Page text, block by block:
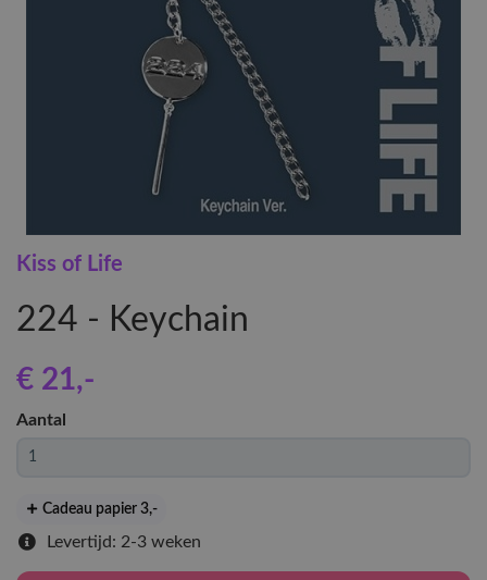
Kiss of Life
224 - Keychain
€ 21,-
Aantal
Cadeau papier 3,-
Levertijd: 2-3 weken